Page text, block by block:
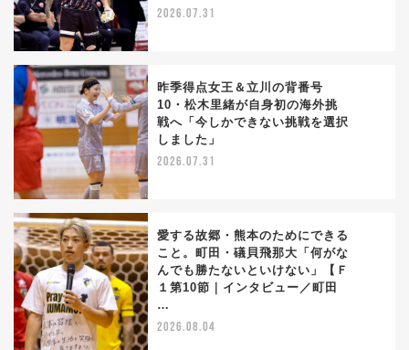
2026.07.31
昨季得点女王＆立川の背番号
10・松木里緒が自身初の海外挑
戦へ「今しかできない挑戦を選択
しました」
2026.07.31
愛する故郷・熊本のためにできる
こと。町田・礒貝飛那大「何がな
んでも勝たないといけない」【Ｆ
１第10節｜インタビュー／町田
…
2026.08.04